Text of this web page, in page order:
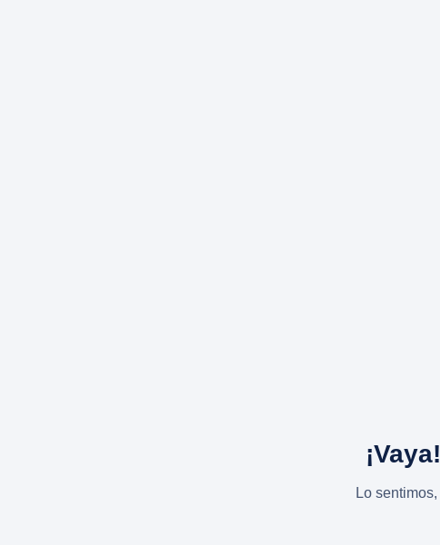
Lo